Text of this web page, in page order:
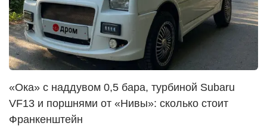
«Ока» с наддувом 0,5 бара, турбиной Subaru
VF13 и поршнями от «Нивы»: сколько стоит
Франкенштейн